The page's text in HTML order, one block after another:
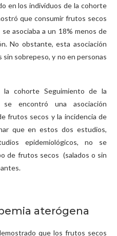
en los individuos de la cohorte
que consumir frutos secos
asociaba a un 18% menos de
No obstante, esta asociación
sobrepeso, y no en personas
cohorte Seguimiento de la
encontró una asociación
frutos secos y la incidencia de
que en estos dos estudios,
epidemiológicos, no se
de frutos secos (salados o sin
aterógena
que los frutos secos